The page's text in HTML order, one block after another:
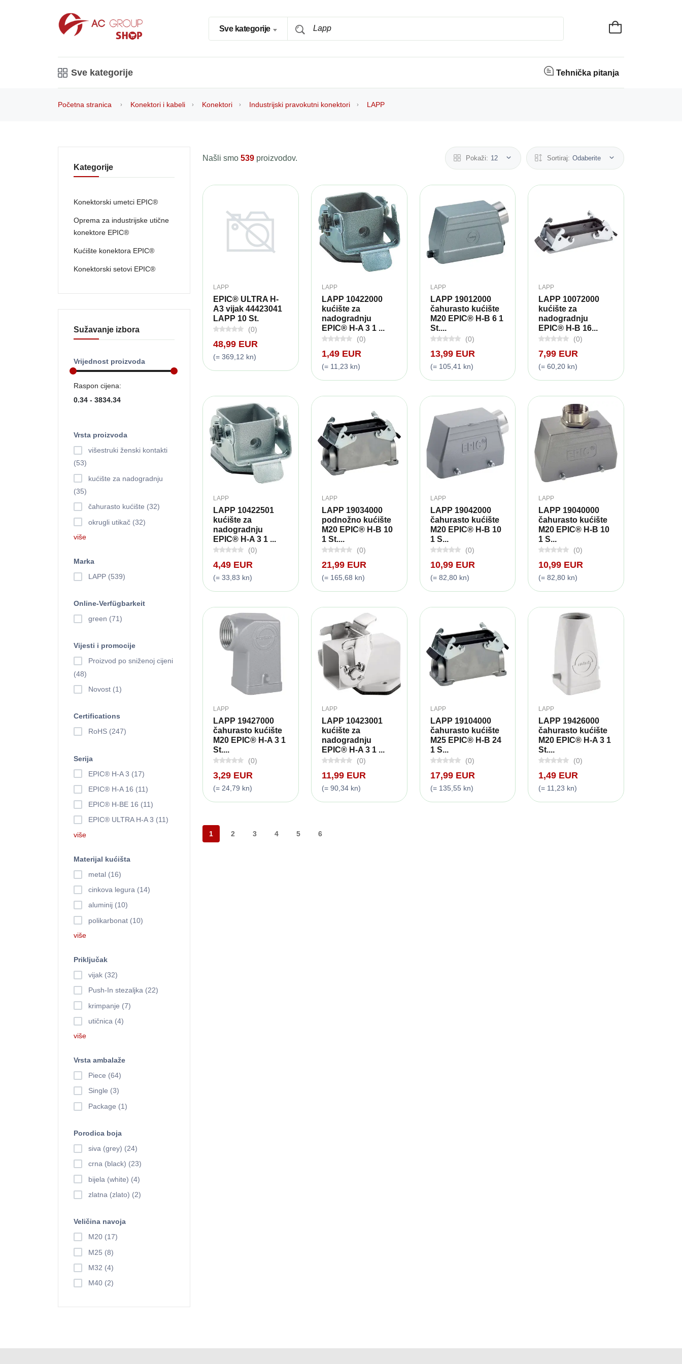
Sve kategorije
Sve kategorije Tehnička pitanja
Početna stranica Konektori i kabeli Konektori Industrijski pravokutni konektori LAPP
Našli smo 539 proizvodov. Pokaži: 12 Sortiraj: Odaberite
LAPP
EPIC® ULTRA H-
A3 vijak 44423041
LAPP 10 St.
(0)
48,99 EUR
(= 369,12 kn)
LAPP
LAPP 10422000
kućište za
nadogradnju
EPIC® H-A 3 1 ...
(0)
1,49 EUR
(= 11,23 kn)
LAPP
LAPP 19012000
čahurasto kućište
M20 EPIC® H-B 6 1
St....
(0)
13,99 EUR
(= 105,41 kn)
LAPP
LAPP 10072000
kućište za
nadogradnju
EPIC® H-B 16...
(0)
7,99 EUR
(= 60,20 kn)
LAPP
LAPP 10422501
kućište za
nadogradnju
EPIC® H-A 3 1 ...
(0)
4,49 EUR
(= 33,83 kn)
LAPP
LAPP 19034000
podnožno kućište
M20 EPIC® H-B 10
1 St....
(0)
21,99 EUR
(= 165,68 kn)
LAPP
LAPP 19042000
čahurasto kućište
M20 EPIC® H-B 10
1 S...
(0)
10,99 EUR
(= 82,80 kn)
LAPP
LAPP 19040000
čahurasto kućište
M20 EPIC® H-B 10
1 S...
(0)
10,99 EUR
(= 82,80 kn)
LAPP
LAPP 19427000
čahurasto kućište
M20 EPIC® H-A 3 1
St....
(0)
3,29 EUR
(= 24,79 kn)
LAPP
LAPP 10423001
kućište za
nadogradnju
EPIC® H-A 3 1 ...
(0)
11,99 EUR
(= 90,34 kn)
LAPP
LAPP 19104000
čahurasto kućište
M25 EPIC® H-B 24
1 S...
(0)
17,99 EUR
(= 135,55 kn)
LAPP
LAPP 19426000
čahurasto kućište
M20 EPIC® H-A 3 1
St....
(0)
1,49 EUR
(= 11,23 kn)
1 2 3 4 5 6
Kategorije
Konektorski umetci EPIC®
Oprema za industrijske utične
konektore EPIC®
Kućište konektora EPIC®
Konektorski setovi EPIC®
Sužavanje izbora
Vrijednost proizvoda
Raspon cijena:
Vrsta proizvoda
višestruki ženski kontakti
(53)
kućište za nadogradnju
(35)
čahurasto kućište (32)
okrugli utikač (32)
više
Marka
LAPP (539)
Online-Verfügbarkeit
green (71)
Vijesti i promocije
Proizvod po sniženoj cijeni
(48)
Novost (1)
Certifications
RoHS (247)
Serija
EPIC® H-A 3 (17)
EPIC® H-A 16 (11)
EPIC® H-BE 16 (11)
EPIC® ULTRA H-A 3 (11)
više
Materijal kućišta
metal (16)
cinkova legura (14)
aluminij (10)
polikarbonat (10)
više
Priključak
vijak (32)
Push-In stezaljka (22)
krimpanje (7)
utičnica (4)
više
Vrsta ambalaže
Piece (64)
Single (3)
Package (1)
Porodica boja
siva (grey) (24)
crna (black) (23)
bijela (white) (4)
zlatna (zlato) (2)
Veličina navoja
M20 (17)
M25 (8)
M32 (4)
M40 (2)